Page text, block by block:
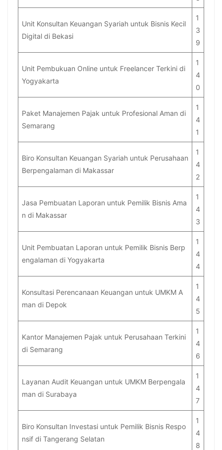
Unit Konsultan Keuangan Syariah untuk Bisnis Kecil
Digital di Bekasi
1
3
9
Unit Pembukuan Online untuk Freelancer Terkini di
Yogyakarta
1
4
0
Paket Manajemen Pajak untuk Profesional Aman di
Semarang
1
4
1
Biro Konsultan Keuangan Syariah untuk Perusahaan
Berpengalaman di Makassar
1
4
2
Jasa Pembuatan Laporan untuk Pemilik Bisnis Ama
n di Makassar
1
4
3
Unit Pembuatan Laporan untuk Pemilik Bisnis Berp
engalaman di Yogyakarta
1
4
4
Konsultasi Perencanaan Keuangan untuk UMKM A
man di Depok
1
4
5
Kantor Manajemen Pajak untuk Perusahaan Terkini
di Semarang
1
4
6
Layanan Audit Keuangan untuk UMKM Berpengala
man di Surabaya
1
4
7
Biro Konsultan Investasi untuk Pemilik Bisnis Respo
nsif di Tangerang Selatan
1
4
8